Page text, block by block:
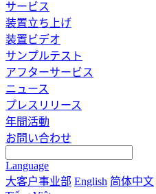
サービス
装置立ち上げ
装置ビデオ
サンプルテスト
アフターサービス
ニュース
プレスリリース
年間活動
お問い合わせ
Language
大客户事业部 English 简体中文